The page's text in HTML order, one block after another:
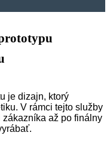
je dizajn, ktorý
V rámci tejto služby
až po finálny